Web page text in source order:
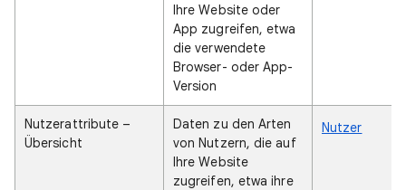
Ihre Website oder
App zugreifen, etwa
die verwendete
Browser- oder App-
Version
Nutzerattribute –
Übersicht
Daten zu den Arten
von Nutzern, die auf
Ihre Website
zugreifen, etwa ihre
Nutzer